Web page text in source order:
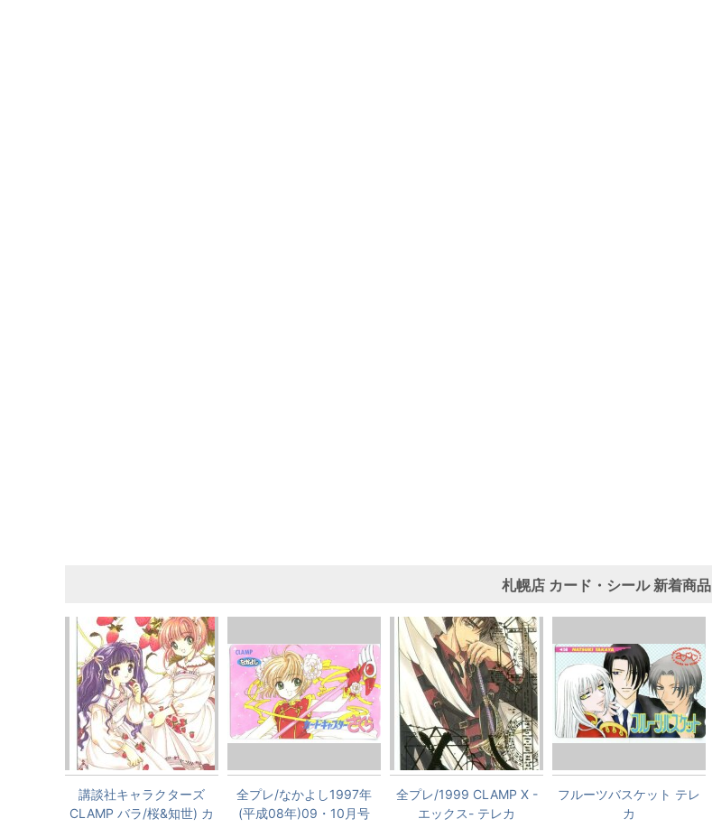
札幌店 カード・シール新着商品
講談社キャラクターズ
CLAMP バラ/桜&知世) カ
全プレ/なかよし1997年
(平成08年)09・10月号
全プレ/1999 CLAMP X -
エックス- テレカ
フルーツバスケット テレ
カ